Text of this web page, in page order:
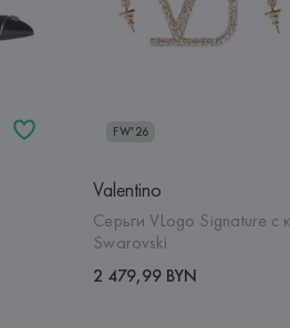
FW'26
Valentino
Серьги VLogo Signature с
Swarovski
2 479,99 BYN